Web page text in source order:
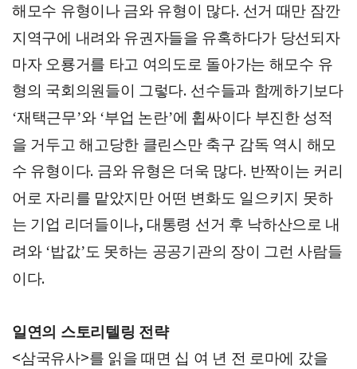
해모수 유형이나 금와 유형이 많다. 선거 때만 잠깐
지역구에 내려와 유권자들을 유혹하다가 당선되자
마자 오룡거를 타고 여의도로 돌아가는 해모수 유
형의 국회의원들이 그렇다. 선수들과 함께하기보다
‘재택근무’와 ‘부업 논란’에 휩싸이다 부진한 성적
을 거두고 해고당한 클린스만 축구 감독 역시 해모
수 유형이다. 금와 유형은 더욱 많다. 반짝이는 커리
어로 자리를 맡았지만 어떤 변화도 일으키지 못하
는 기업 리더들이나, 대통령 선거 후 낙하산으로 내
려와 ‘밥값’도 못하는 공공기관의 장이 그런 사람들
이다.
일연의 스토리텔링 전략
<삼국유사>를 읽을 때면 십 여 년 전 로마에 갔을